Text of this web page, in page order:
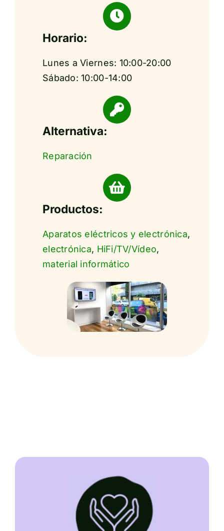
Horario:
Lunes a Viernes: 10:00-20:00
Sábado: 10:00-14:00
Alternativa:
Reparación
Productos:
Aparatos eléctricos y electrónica,
electrónica, HiFi/TV/Vídeo,
material informático